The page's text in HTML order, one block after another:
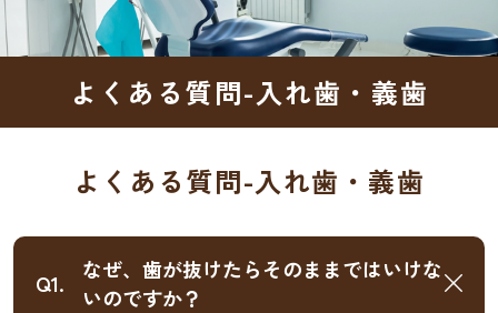
よくある質問-入れ歯・義歯
よくある質問-入れ歯・義歯
Q1.
なぜ、歯が抜けたらそのままではいけな
いのですか？